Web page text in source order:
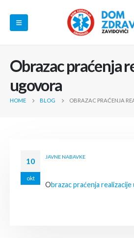
Obrazac praćenja
ugovora
HOME BLOG OBRAZAC PRAĆENJA
10
okt
JAVNE NABAVKE
Obrazac praćenja